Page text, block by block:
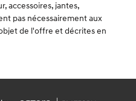
accessoires, jantes,
pas nécessairement aux
de l'offre et décrites en